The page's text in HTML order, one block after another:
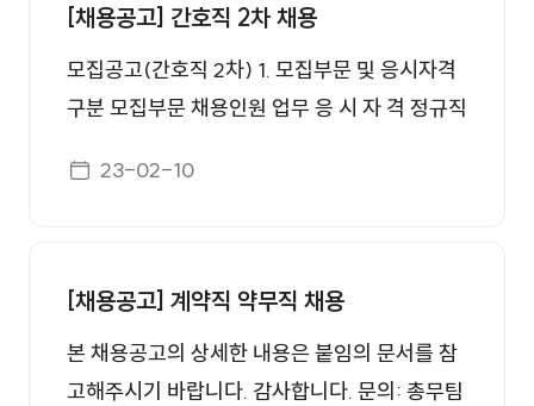
[채용공고] 간호직 2차 채용
모집공고(간호직 2차) 1. 모집부문 및 응시자격
구분 모집부문 채용인원 업무 응 시 자 격 정규직
자 - 3교대 근무 가능한 자 ※ 공고일 기준, 만 6
한정후견인 - 파산자로서 복권되지 아니한 자 -
금고이상의 형을 받고 그 집행이 종료되거나 집
행을 받지 아니하기로 확정된 후 5년을 경과하
게시일자
23-02-10
[채용공고] 계약직 약무직 채용
본 채용공고의 상세한 내용은 붙임의 문서를 참
고해주시기 바랍니다. 감사합니다. 문의: 총무팀